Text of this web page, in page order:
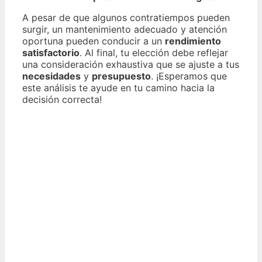
A pesar de que algunos contratiempos pueden
surgir, un mantenimiento adecuado y atención
oportuna pueden conducir a un rendimiento
satisfactorio. Al final, tu elección debe reflejar
una consideración exhaustiva que se ajuste a tus
necesidades y presupuesto. ¡Esperamos que
este análisis te ayude en tu camino hacia la
decisión correcta!